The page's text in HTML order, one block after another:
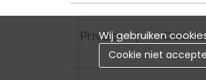
Privacy
Wij gebruiken